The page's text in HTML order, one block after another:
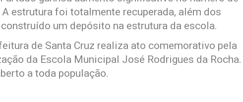
estrutura foi totalmente recuperada, além dos
um depósito na estrutura da escola.
de Santa Cruz realiza ato comemorativo pela
da Escola Municipal José Rodrigues da Rocha.
a toda população.